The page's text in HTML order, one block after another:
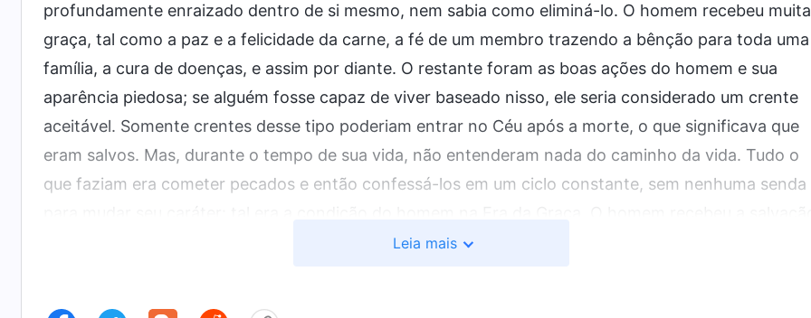
profundamente enraizado dentro de si mesmo, nem sabia como eliminá-lo. O homem recebeu muita
graça, tal como a paz e a felicidade da carne, a fé de um membro trazendo a bênção para toda uma
família, a cura de doenças, e assim por diante. O restante foram as boas ações do homem e sua
aparência piedosa; se alguém fosse capaz de viver baseado nisso, ele seria considerado um crente
aceitável. Somente crentes desse tipo poderiam entrar no Céu após a morte, o que significava que
eram salvos. Mas, durante o tempo de sua vida, não entenderam nada do caminho da vida. Tudo o
que faziam era cometer pecados e então confessá-los em um ciclo constante, sem nenhuma senda
completa? Não! Portanto, depois da conclusão desse estágio, ainda restava a obra de julgamento e
Leia mais